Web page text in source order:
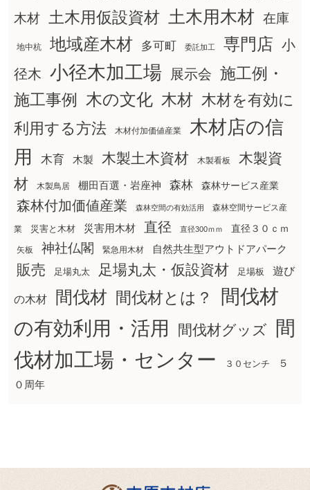
木材
土木用仮設資材 土木用木材 在庫
地中杭 地域産木材 多可町 委託加工 専門店 小
径木 小径木加工場 展示会 施工例・
施工事例
木の文化 木材 木材を有効に
利用する方法
木材付加価値産業
木材店の信
用
木育 木製 木製土木資材 木製看板
木製資
材
木製鳥居 棚田百選・岩座神 森林 森林サービス産業
森林付加価値産業 森林空間の有効活用 森林空間サービス産
業 災害と木材 災害用木材 直径 直径300ｍｍ 直径３０ｃｍ
矢板 神社仏閣 緊急用木材 自然共生型アウトドアパーク
販売 足場丸太 足場丸太・仮設資材 足場板 遊び
の木材 間伐材 間伐材とは？
間伐材
の有効利用・活用
間伐材グッズ
間
伐材加工場・センター
３０センチ
５
０周年